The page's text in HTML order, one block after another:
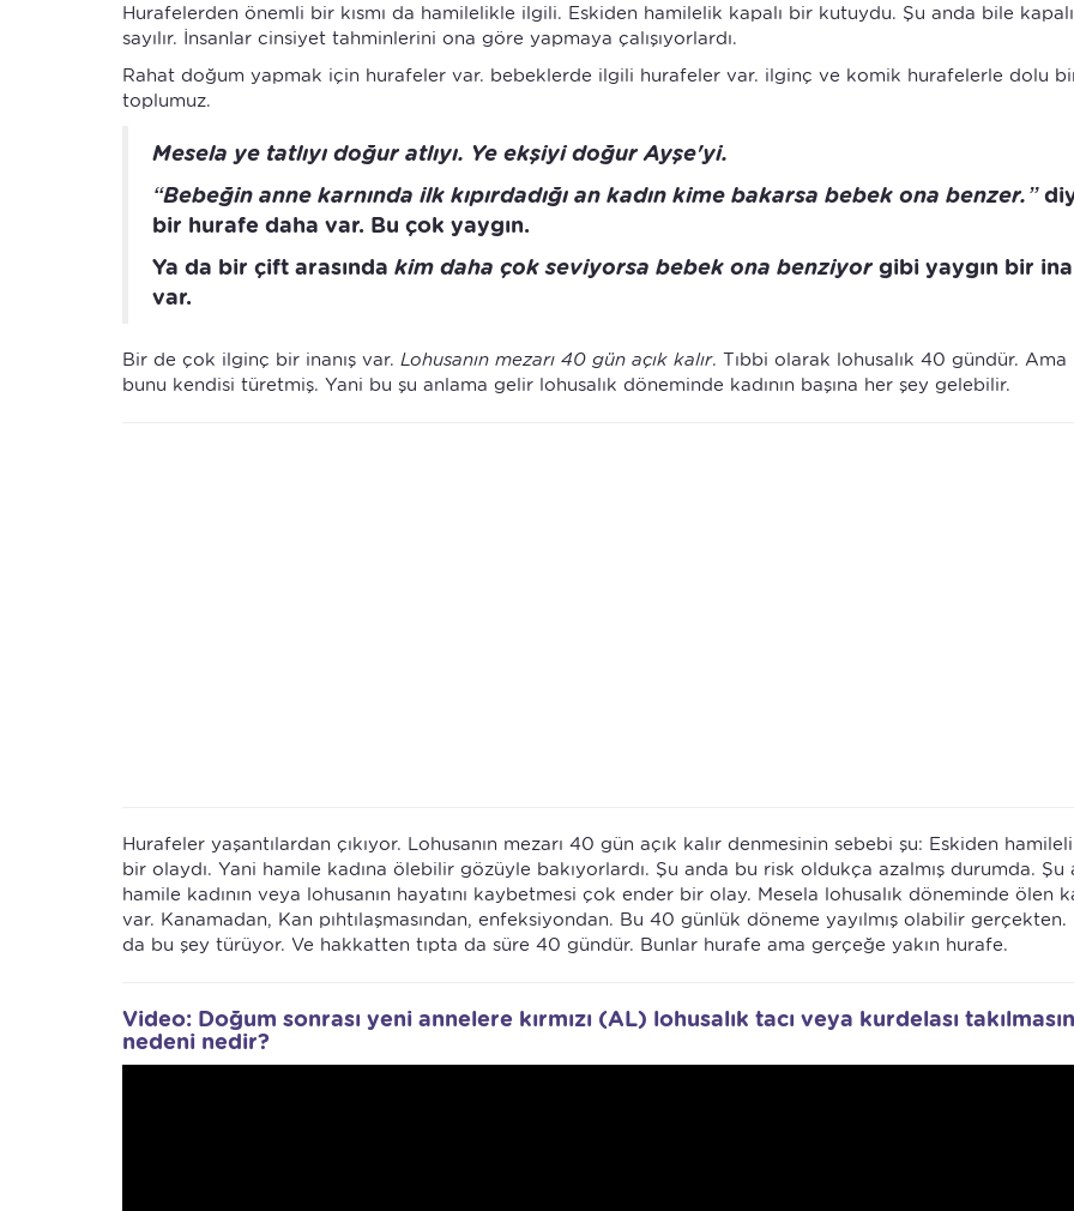
Hurafelerden önemli bir kısmı da hamilelikle ilgili. Eskiden hamilelik kapalı bir kutuydu. Şu anda bile
sayılır. İnsanlar cinsiyet tahminlerini ona göre yapmaya çalışıyorlardı.
Rahat doğum yapmak için hurafeler var. bebeklerde ilgili hurafeler var. ilginç ve komik hurafelerle dolu
toplumuz.
Mesela ye tatlıyı doğur atlıyı. Ye ekşiyi doğur Ayşe'yi.
“Bebeğin anne karnında ilk kıpırdadığı an kadın kime bakarsa bebek ona benzer.”
bir hurafe daha var. Bu çok yaygın.
Ya da bir çift arasında kim daha çok seviyorsa bebek ona benziyor gibi yaygın bir
var.
Bir de çok ilginç bir inanış var. Lohusanın mezarı 40 gün açık kalır. Tıbbi olarak lohusalık 40 gündür. Ama
bunu kendisi türetmiş. Yani bu şu anlama gelir lohusalık döneminde kadının başına her şey gelebilir.
Hurafeler yaşantılardan çıkıyor. Lohusanın mezarı 40 gün açık kalır denmesinin sebebi şu: Eskiden
bir olaydı. Yani hamile kadına ölebilir gözüyle bakıyorlardı. Şu anda bu risk oldukça azalmış durumda. Şu
hamile kadının veya lohusanın hayatını kaybetmesi çok ender bir olay. Mesela lohusalık döneminde ölen
var. Kanamadan, Kan pıhtılaşmasından, enfeksiyondan. Bu 40 günlük döneme yayılmış olabilir gerçekten.
da bu şey türüyor. Ve hakkatten tıpta da süre 40 gündür. Bunlar hurafe ama gerçeğe yakın hurafe.
Video: Doğum sonrası yeni annelere kırmızı (AL) lohusalık tacı veya kurdelası
nedeni nedir?